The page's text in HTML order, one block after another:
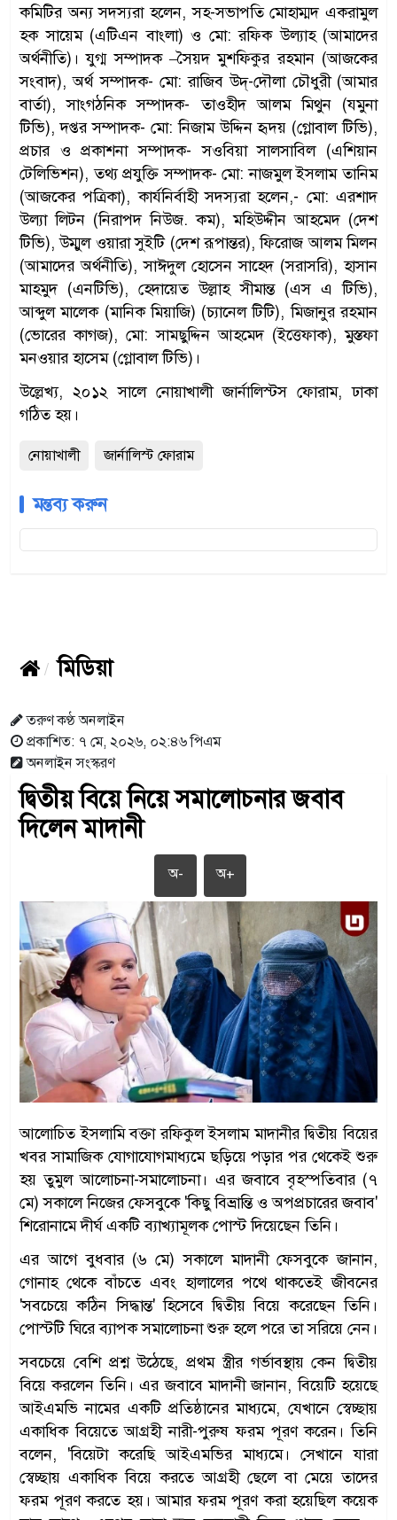
কমিটির অন্য সদস্যরা হলেন, সহ-সভাপতি মোহাম্মদ একরামুল
হক সায়েম (এটিএন বাংলা) ও মো: রফিক উল্যাহ (আমাদের
অর্থনীতি)। যুগ্ম সম্পাদক –সৈয়দ মুশফিকুর রহমান (আজকের
সংবাদ), অর্থ সম্পাদক- মো: রাজিব উদ্-দৌলা চৌধুরী (আমার
বার্তা), সাংগঠনিক সম্পাদক- তাওহীদ আলম মিথুন (যমুনা
টিভি), দপ্তর সম্পাদক- মো: নিজাম উদ্দিন হৃদয় (গ্লোবাল টিভি),
প্রচার ও প্রকাশনা সম্পাদক- সওবিয়া সালসাবিল (এশিয়ান
টেলিভিশন), তথ্য প্রযুক্তি সম্পাদক- মো: নাজমুল ইসলাম তানিম
(আজকের পত্রিকা), কার্যনির্বাহী সদস্যরা হলেন,- মো: এরশাদ
উল্যা লিটন (নিরাপদ নিউজ. কম), মহিউদ্দীন আহমেদ (দেশ
টিভি), উম্মুল ওয়ারা সুইটি (দেশ রূপান্তর), ফিরোজ আলম মিলন
(আমাদের অর্থনীতি), সাঈদুল হোসেন সাহেদ (সরাসরি), হাসান
মাহমুদ (এনটিভি), হেদায়েত উল্লাহ সীমান্ত (এস এ টিভি),
আব্দুল মালেক (মানিক মিয়াজি) (চ্যানেল টিটি), মিজানুর রহমান
(ভোরের কাগজ), মো: সামছুদ্দিন আহমেদ (ইত্তেফাক), মুস্তফা
মনওয়ার হাসেম (গ্লোবাল টিভি)।
উল্লেখ্য, ২০১২ সালে নোয়াখালী জার্নালিস্টস ফোরাম, ঢাকা
গঠিত হয়।
নোয়াখালী জার্নালিস্ট ফোরাম
মন্তব্য করুন
মিডিয়া
তরুণ কণ্ঠ অনলাইন
প্রকাশিত: ৭ মে, ২০২৬, ০২:৪৬ পিএম
অনলাইন সংস্করণ
দ্বিতীয় বিয়ে নিয়ে সমালোচনার জবাব
দিলেন মাদানী
অ- অ+
আলোচিত ইসলামি বক্তা রফিকুল ইসলাম মাদানীর দ্বিতীয় বিয়ের
খবর সামাজিক যোগাযোগমাধ্যমে ছড়িয়ে পড়ার পর থেকেই শুরু
হয় তুমুল আলোচনা-সমালোচনা। এর জবাবে বৃহস্পতিবার (৭
মে) সকালে নিজের ফেসবুকে 'কিছু বিভ্রান্তি ও অপপ্রচারের জবাব'
শিরোনামে দীর্ঘ একটি ব্যাখ্যামূলক পোস্ট দিয়েছেন তিনি।
এর আগে বুধবার (৬ মে) সকালে মাদানী ফেসবুকে জানান,
গোনাহ থেকে বাঁচতে এবং হালালের পথে থাকতেই জীবনের
'সবচেয়ে কঠিন সিদ্ধান্ত' হিসেবে দ্বিতীয় বিয়ে করেছেন তিনি।
পোস্টটি ঘিরে ব্যাপক সমালোচনা শুরু হলে পরে তা সরিয়ে নেন।
সবচেয়ে বেশি প্রশ্ন উঠেছে, প্রথম স্ত্রীর গর্ভাবস্থায় কেন দ্বিতীয়
বিয়ে করলেন তিনি। এর জবাবে মাদানী জানান, বিয়েটি হয়েছে
আইএমভি নামের একটি প্রতিষ্ঠানের মাধ্যমে, যেখানে স্বেচ্ছায়
একাধিক বিয়েতে আগ্রহী নারী-পুরুষ ফরম পূরণ করেন। তিনি
বলেন, 'বিয়েটা করেছি আইএমভির মাধ্যমে। সেখানে যারা
স্বেচ্ছায় একাধিক বিয়ে করতে আগ্রহী ছেলে বা মেয়ে তাদের
ফরম পূরণ করতে হয়। আমার ফরম পূরণ করা হয়েছিল কয়েক